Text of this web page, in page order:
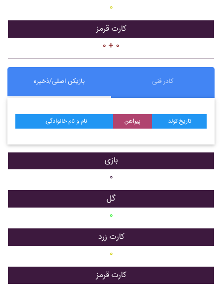
۰
کارت قرمز
۰ + ۰
بازیکن اصلی/ذخیره کادر فنی
نام و نام خانوادگی پیراهن تاریخ تولد
بازی
۰
گل
۰
کارت زرد
۰
کارت قرمز